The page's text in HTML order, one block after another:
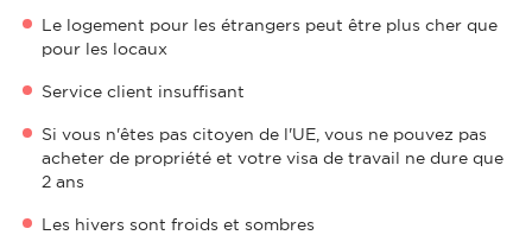
Le logement pour les étrangers peut être plus cher que
pour les locaux
Service client insuffisant
Si vous n'êtes pas citoyen de l'UE, vous ne pouvez pas
acheter de propriété et votre visa de travail ne dure que
2 ans
Les hivers sont froids et sombres